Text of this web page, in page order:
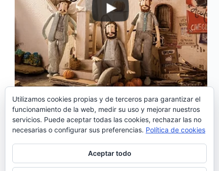
‘Cinegirasol’ es el nuevo sencillo de Os Azeitonas.
Según los miembros de la banda de Oporto, Miguel
A.J.Araújo (vocalista y guitarra), Mário Marlon
Brandão (vocalista), Luísa Nena Barbosa (vocalista)
y João Salsa Salcedo (vocalista y teclado), el tema
Noemí Sánchez
26/04/2016
Utilizamos cookies propias y de terceros para garantizar el
funcionamiento de la web, medir su uso y mejorar nuestros
servicios. Puede aceptar todas las cookies, rechazar las no
necesarias o configurar sus preferencias. Política de cookies
Aceptar todo